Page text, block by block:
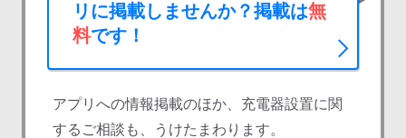
リに掲載しませんか？掲載は無
料です！
アプリへの情報掲載のほか、充電器設置に関
するご相談も、うけたまわります。